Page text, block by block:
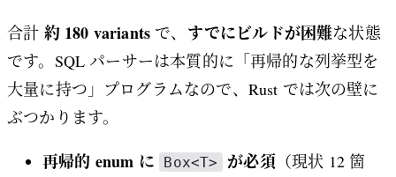
合計 約 180 variants で、 すでにビルドが困難な状態
です。SQL パーサーは本質的に「再帰的な列挙型を
大量に持つ」プログラムなので、Rust では次の壁に
ぶつかります。
再帰的 enum に Box<T> が必須（現状 12 箇